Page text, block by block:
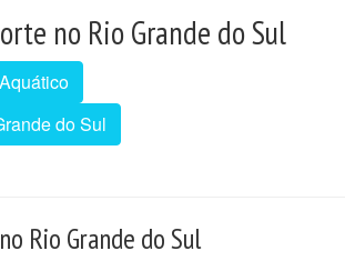
no Rio Grande do Sul
do Sul
Rio Grande do Sul